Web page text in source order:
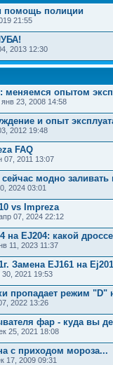
помощь полиции
21:55
2013 12:30
меняемся опытом
23, 2008 14:58
и опыт
2012 19:48
FAQ
07, 2011 13:07
модно заливать
2024 03:01
vs Impreza
07, 2024 22:12
на EJ204: какой
11, 2023 11:37
Замена EJ161 на
30, 2021 19:53
пропадает режим "D"
2022 13:26
фар - куда вы
25, 2021 18:08
с приходом мороза...
17, 2009 09:31